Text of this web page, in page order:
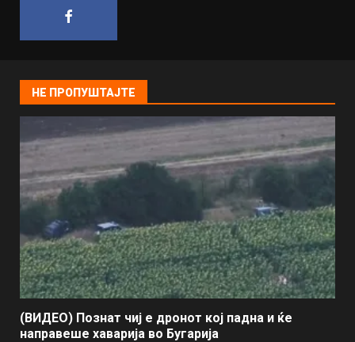
НЕ ПРОПУШТАЈТЕ
(ВИДЕО) Познат чиј е дронот кој падна и ќе
направеше хаварија во Бугарија